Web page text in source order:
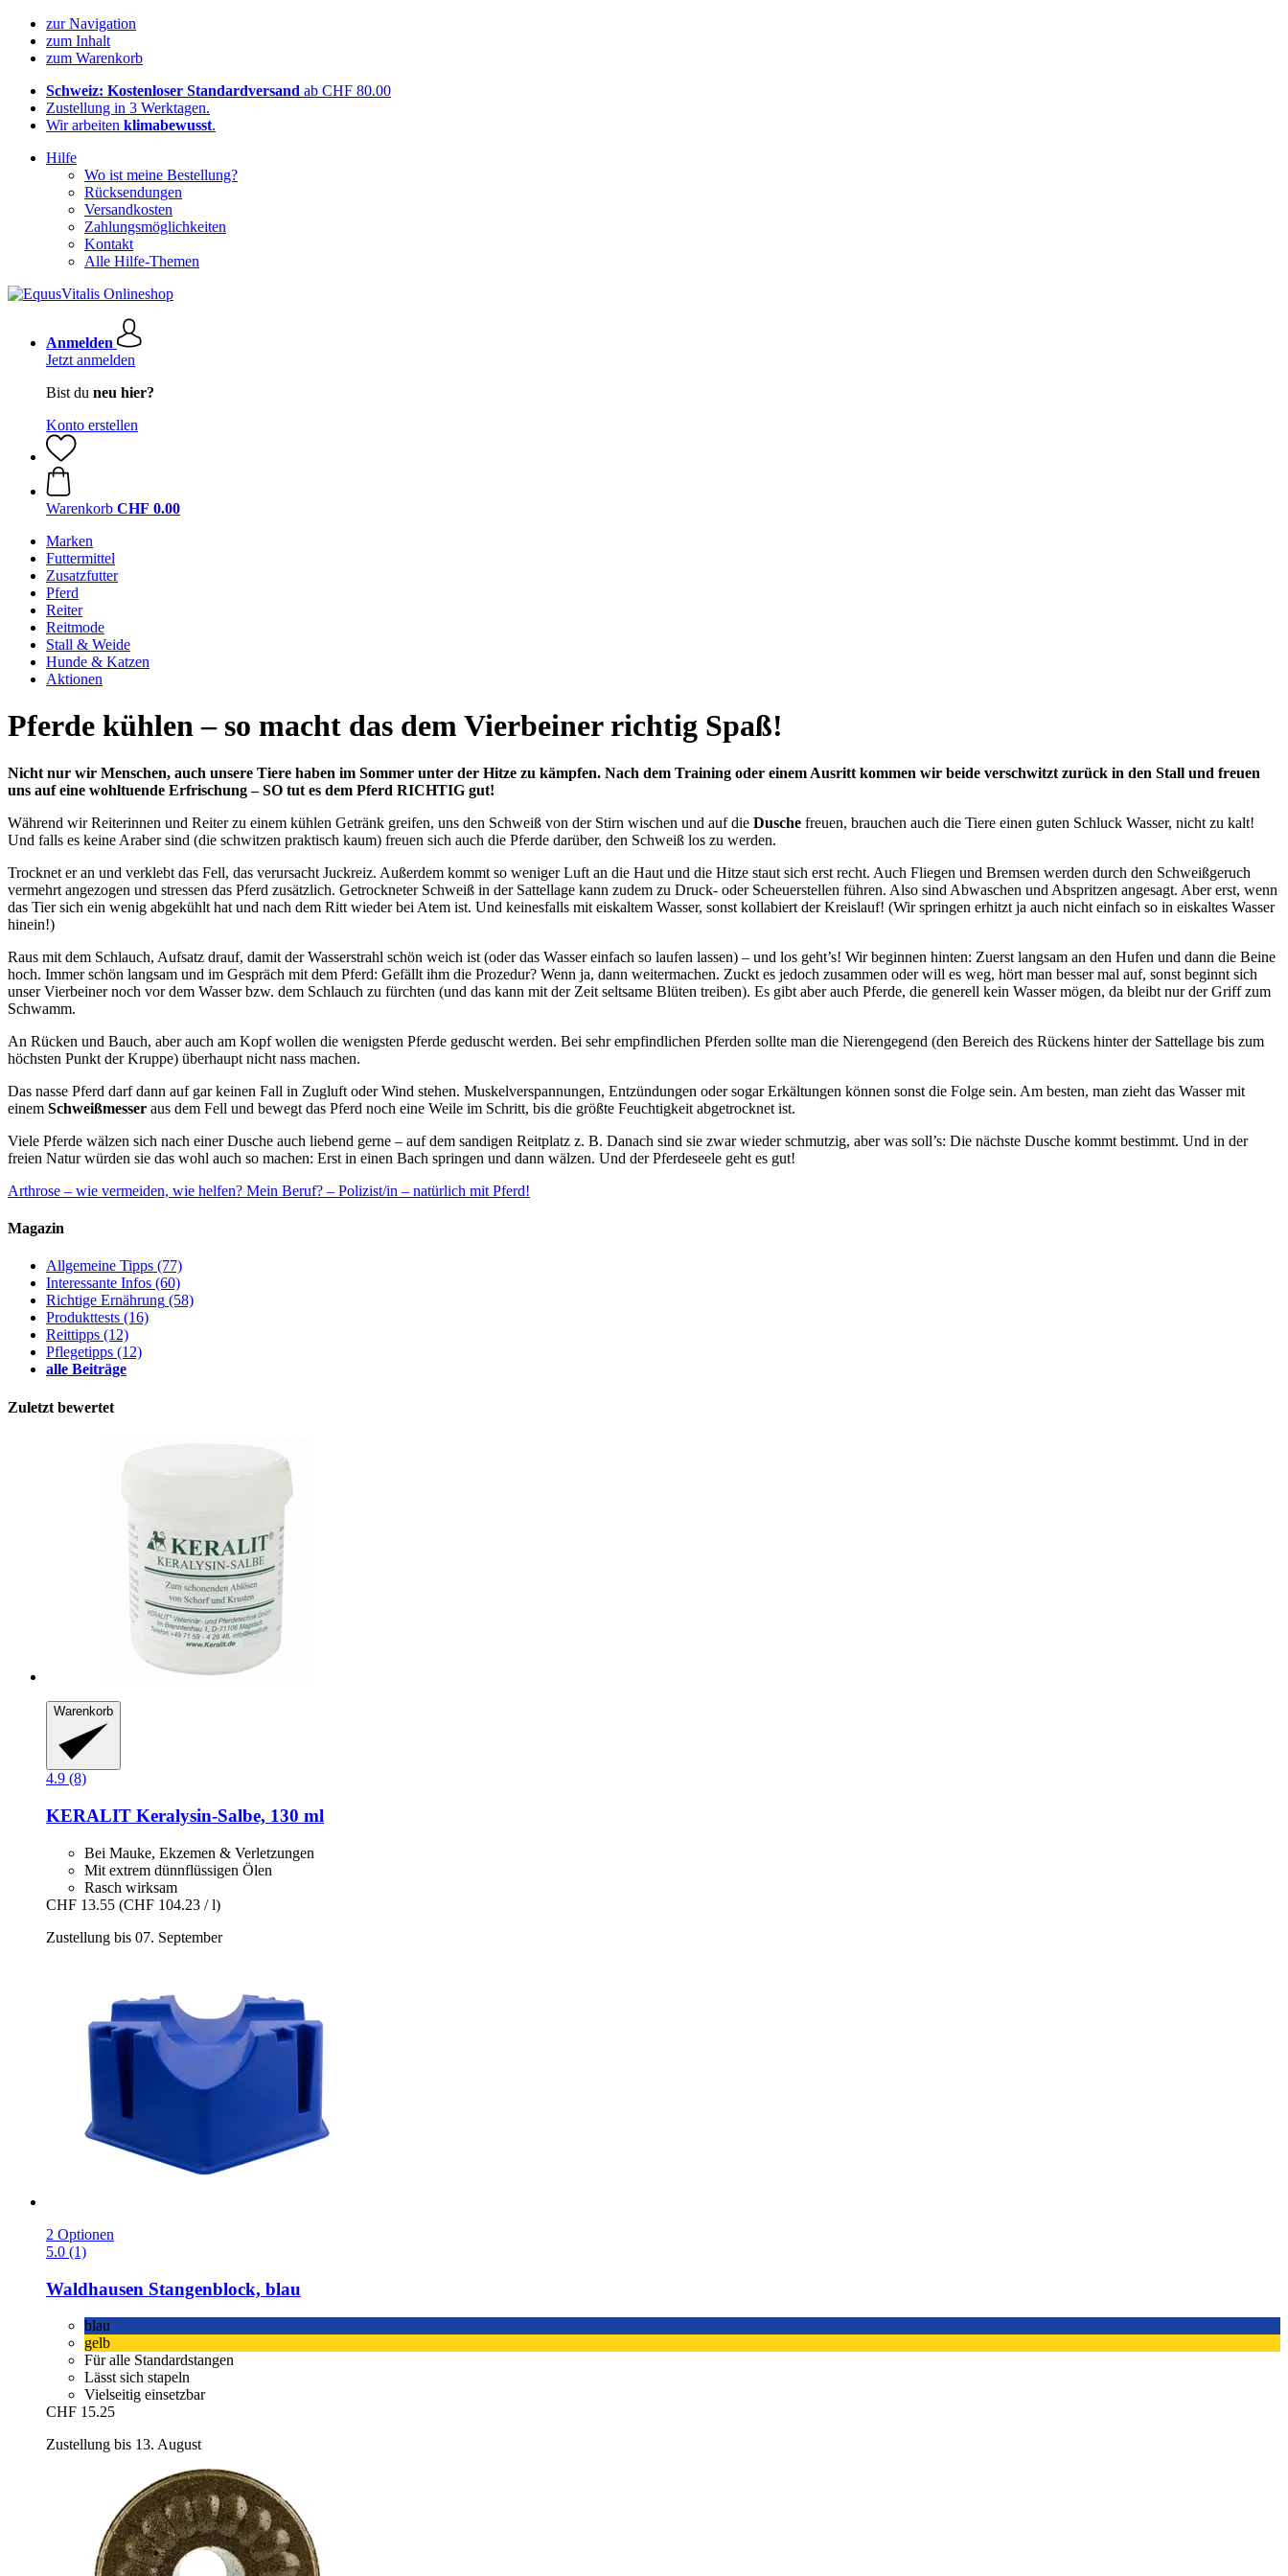
zur Navigation
zum Inhalt
zum Warenkorb
Schweiz: Kostenloser Standardversand ab CHF 80.00
Zustellung in 3 Werktagen.
Wir arbeiten klimabewusst.
Hilfe
Wo ist meine Bestellung?
Rücksendungen
Versandkosten
Zahlungsmöglichkeiten
Kontakt
Alle Hilfe-Themen
Anmelden
Jetzt anmelden
Bist du neu hier?
Konto erstellen
Warenkorb CHF 0.00
Marken
Futtermittel
Zusatzfutter
Pferd
Reiter
Reitmode
Stall & Weide
Hunde & Katzen
Aktionen
Pferde kühlen – so macht das dem Vierbeiner richtig Spaß!
Nicht nur wir Menschen, auch unsere Tiere haben im Sommer unter der Hitze zu kämpfen. Nach dem Training oder einem Ausritt kommen wir beide verschwitzt zurück in den Stall und freuen
uns auf eine wohltuende Erfrischung – SO tut es dem Pferd RICHTIG gut!
Während wir Reiterinnen und Reiter zu einem kühlen Getränk greifen, uns den Schweiß von der Stirn wischen und auf die Dusche freuen, brauchen auch die Tiere einen guten Schluck Wasser, nicht zu kalt!
Und falls es keine Araber sind (die schwitzen praktisch kaum) freuen sich auch die Pferde darüber, den Schweiß los zu werden.
Trocknet er an und verklebt das Fell, das verursacht Juckreiz. Außerdem kommt so weniger Luft an die Haut und die Hitze staut sich erst recht. Auch Fliegen und Bremsen werden durch den Schweißgeruch
vermehrt angezogen und stressen das Pferd zusätzlich. Getrockneter Schweiß in der Sattellage kann zudem zu Druck- oder Scheuerstellen führen. Also sind Abwaschen und Abspritzen angesagt. Aber erst, wenn
das Tier sich ein wenig abgekühlt hat und nach dem Ritt wieder bei Atem ist. Und keinesfalls mit eiskaltem Wasser, sonst kollabiert der Kreislauf! (Wir springen erhitzt ja auch nicht einfach so in eiskaltes Wasser
hinein!)
Raus mit dem Schlauch, Aufsatz drauf, damit der Wasserstrahl schön weich ist (oder das Wasser einfach so laufen lassen) – und los geht’s! Wir beginnen hinten: Zuerst langsam an den Hufen und dann die Beine
hoch. Immer schön langsam und im Gespräch mit dem Pferd: Gefällt ihm die Prozedur? Wenn ja, dann weitermachen. Zuckt es jedoch zusammen oder will es weg, hört man besser mal auf, sonst beginnt sich
unser Vierbeiner noch vor dem Wasser bzw. dem Schlauch zu fürchten (und das kann mit der Zeit seltsame Blüten treiben). Es gibt aber auch Pferde, die generell kein Wasser mögen, da bleibt nur der Griff zum
Schwamm.
An Rücken und Bauch, aber auch am Kopf wollen die wenigsten Pferde geduscht werden. Bei sehr empfindlichen Pferden sollte man die Nierengegend (den Bereich des Rückens hinter der Sattellage bis zum
höchsten Punkt der Kruppe) überhaupt nicht nass machen.
Das nasse Pferd darf dann auf gar keinen Fall in Zugluft oder Wind stehen. Muskelverspannungen, Entzündungen oder sogar Erkältungen können sonst die Folge sein. Am besten, man zieht das Wasser mit
einem Schweißmesser aus dem Fell und bewegt das Pferd noch eine Weile im Schritt, bis die größte Feuchtigkeit abgetrocknet ist.
Viele Pferde wälzen sich nach einer Dusche auch liebend gerne – auf dem sandigen Reitplatz z. B. Danach sind sie zwar wieder schmutzig, aber was soll’s: Die nächste Dusche kommt bestimmt. Und in der
freien Natur würden sie das wohl auch so machen: Erst in einen Bach springen und dann wälzen. Und der Pferdeseele geht es gut!
Arthrose – wie vermeiden, wie helfen? Mein Beruf? – Polizist/in – natürlich mit Pferd!
Magazin
Allgemeine Tipps (77)
Interessante Infos (60)
Richtige Ernährung (58)
Produkttests (16)
Reittipps (12)
Pflegetipps (12)
alle Beiträge
Zuletzt bewertet
Warenkorb
4.9 (8)
KERALIT Keralysin-​Salbe, 130 ml
Bei Mauke, Ekzemen & Verletzungen
Mit extrem dünnflüssigen Ölen
Rasch wirksam
CHF 13.55 (CHF 104.23 / l)
Zustellung bis 07. September
2 Optionen
5.0 (1)
Waldhausen Stangenblock, blau
blau
gelb
Für alle Standardstangen
Lässt sich stapeln
Vielseitig einsetzbar
CHF 15.25
Zustellung bis 13. August